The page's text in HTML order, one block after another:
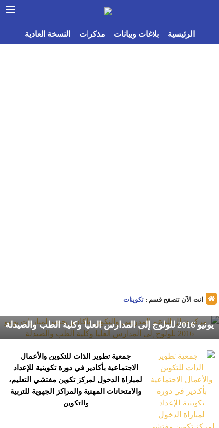
الرئيسية بلاغات وبيانات مذكرات النسخة العادية
انت الآن تتصفح قسم : تكوينات
يونيو 2016 للولوج إلى المدارس العليا وكلية الطب والصيدلة
جمعية تطوير الذات للتكوين والأعمال
الاجتماعية بأكادير في دورة تكوينية للإعداد
لمباراة الدخول لمركز تكوين مفتشي التعليم،
والامتحانات المهنية والمراكز الجهوية للتربية
والتكوين